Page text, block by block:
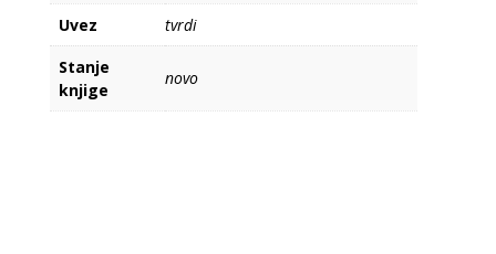
Uvez
tvrdi
Stanje
knjige
novo